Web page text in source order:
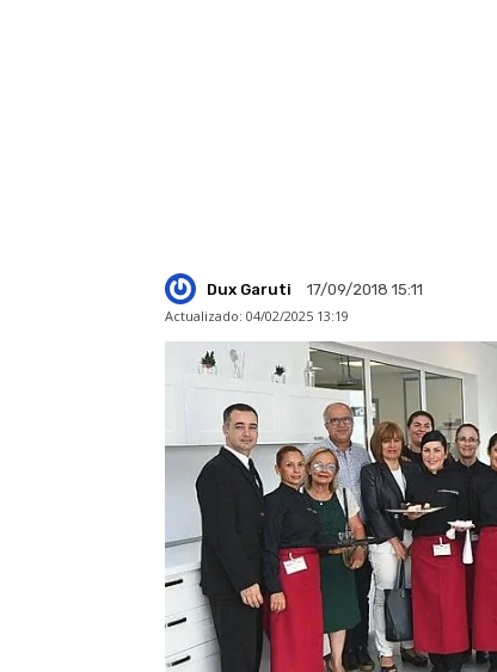
Dux Garuti
17/09/2018 15:11
Actualizado: 04/02/2025 13:19